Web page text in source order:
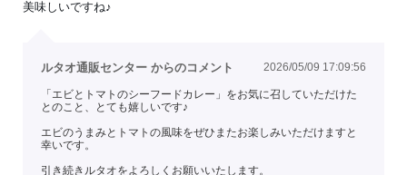
美味しいですね♪
ルタオ通販センター からのコメント 2026/05/09 17:09:56
「エビとトマトのシーフードカレー」をお気に召していただけた
とのこと、とても嬉しいです♪
エビのうまみとトマトの風味をぜひまたお楽しみいただけますと
幸いです。
引き続きルタオをよろしくお願いいたします。